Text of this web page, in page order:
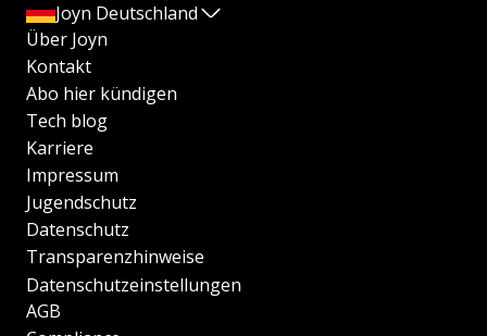
Joyn Deutschland
Über Joyn
Kontakt
Abo hier kündigen
Tech blog
Karriere
Impressum
Jugendschutz
Datenschutz
Transparenzhinweise
Datenschutzeinstellungen
AGB